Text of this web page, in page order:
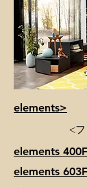
elements>
<
elements
elements